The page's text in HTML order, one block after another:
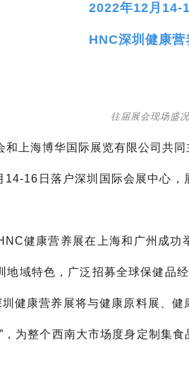
2022年12月14-
HNC深圳健康营
往届展会现场盛况
和上海博华国际展览有限公司共
14-16日落户深圳国际会展中心
健康营养展在上海和广州成
地域特色，广泛招募全球保健品
健康营养展将与健康原料展、
，为整个西南大市场度身定制集